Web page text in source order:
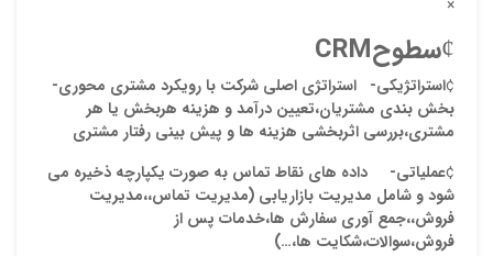
×
¢سطوحCRM
¢استراتژیکی- استراتژی اصلی شرکت با رویکرد مشتری محوری-
بخش بندی مشتریان،تعیین درآمد و هزینه هربخش یا هر
مشتری،بررسی اثربخشی هزینه ها و پیش بینی رفتار مشتری
¢عملیاتی- داده های نقاط تماس به صورت یکپارچه ذخیره می
شود و شامل مدیریت بازاریابی (مدیریت تماس،،مدیریت
فروش،،جمع آوری سفارش ها،خدمات پس از
فروش،سوالات،شکایت ها،…)